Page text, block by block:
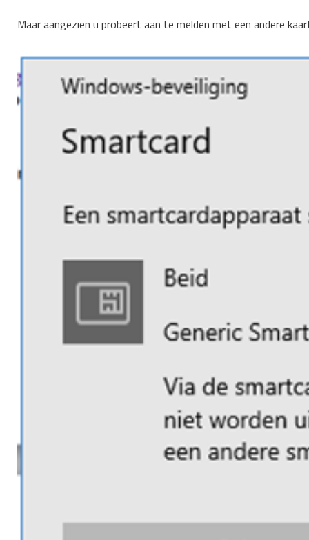
Maar aangezien u probeert aan te melden met een andere